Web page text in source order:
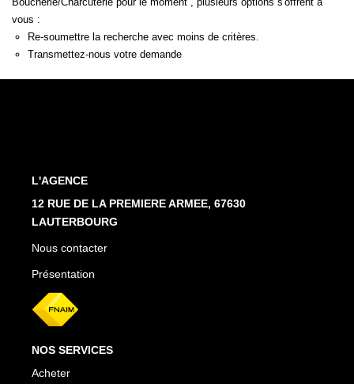
Estimation En Ligne
PRÉSENTATION
vous :
Re-soumettre la recherche avec moins de critères.
Transmettez-nous votre demande
L'AGENCE
12 RUE DE LA PREMIERE ARMEE, 67630
LAUTERBOURG
Nous contacter
Présentation
NOS SERVICES
Acheter